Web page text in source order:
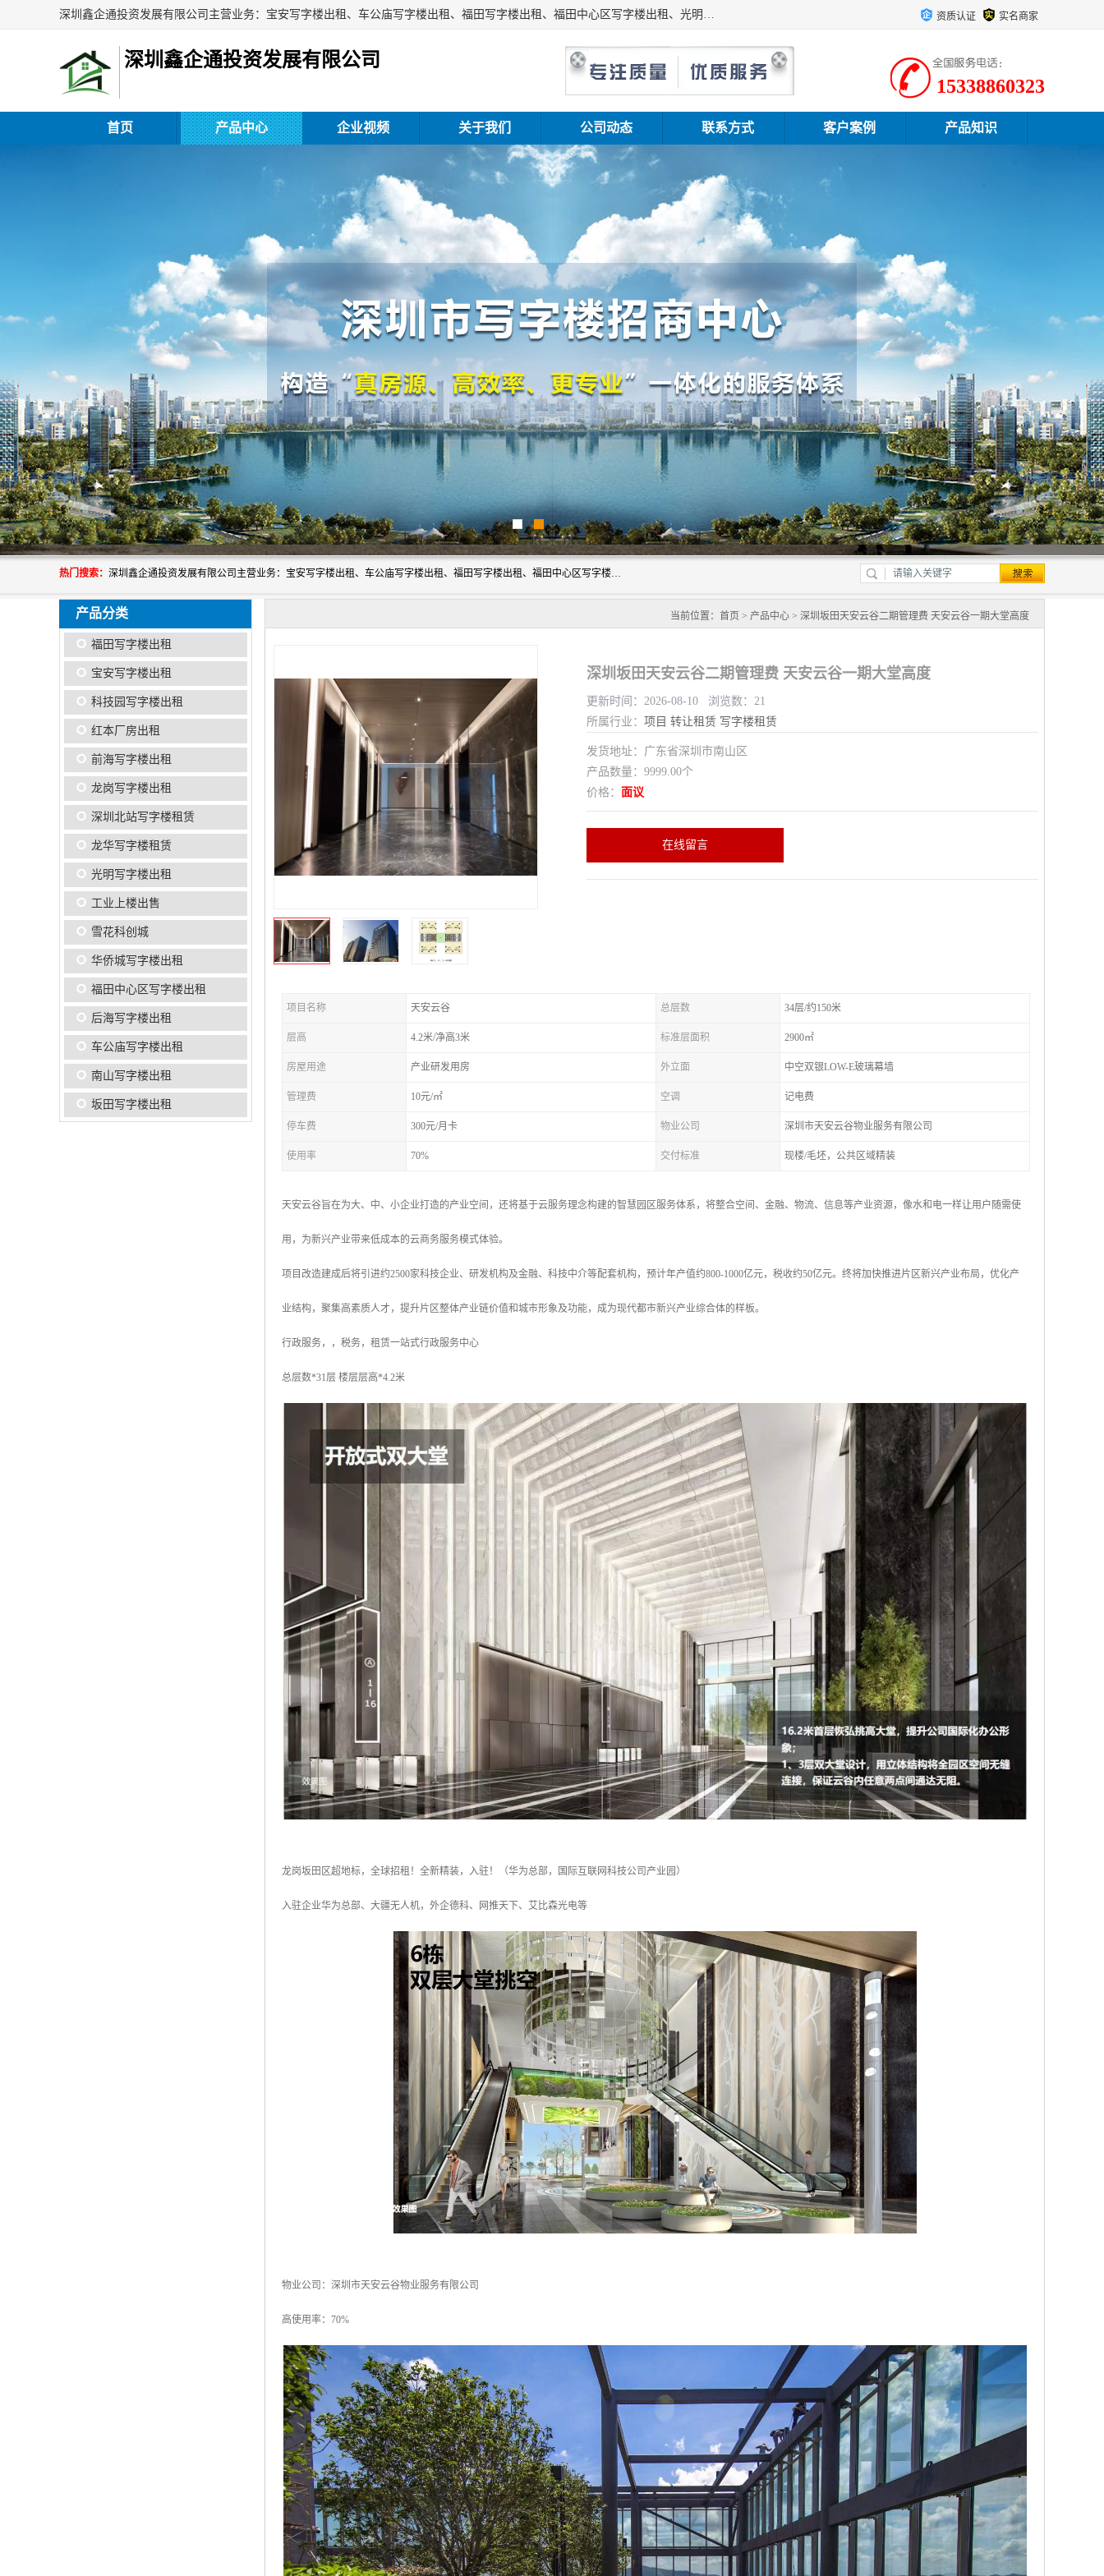
深圳鑫企通投资发展有限公司主营业务：宝安写字楼出租、车公庙写字楼出租、福田写字楼出租、福田中心区写字楼出租、光明写字楼出租、后海写字楼出租、科技园写字楼出租、南山写字楼出租等。公司专注为写字楼提供整体解决方案的化服务，依托于长期的写字楼线下运营经验和积累，以及丰富的互联网从业经验，拥有完善的服务架构体系、丰富的行业经验、与充分的销售资源。 资质认证 实名商家
深圳鑫企通投资发展有限公司
15338860323
首页 产品中心 企业视频 关于我们 公司动态 联系方式 客户案例 产品知识
热门搜索： 深圳鑫企通投资发展有限公司主营业务：宝安写字楼出租、车公庙写字楼出租、福田写字楼出租、福田中心区写字楼出租、光明写字楼出租、后海写字楼出租、科技园写字楼出租、南山写字楼出租等。公司专注为写字楼提供整体解决方案的化服务，依托于长期的写字楼线下运营经验和积累，以及丰富的互联网从业经验，拥有完善的服务架构体系、丰富的行业经验、与充分的销售资源。
产品分类
福田写字楼出租
宝安写字楼出租
科技园写字楼出租
红本厂房出租
前海写字楼出租
龙岗写字楼出租
深圳北站写字楼租赁
龙华写字楼租赁
光明写字楼出租
工业上楼出售
雪花科创城
华侨城写字楼出租
福田中心区写字楼出租
后海写字楼出租
车公庙写字楼出租
南山写字楼出租
坂田写字楼出租
当前位置： 首页 > 产品中心 > 深圳坂田天安云谷二期管理费 天安云谷一期大堂高度
深圳坂田天安云谷二期管理费 天安云谷一期大堂高度
更新时间：2026-08-10 浏览数：21
所属行业： 项目 转让租赁 写字楼租赁
发货地址：广东省深圳市南山区
产品数量：9999.00个
价格： 面议
在线留言
项目名称 天安云谷 总层数 34层/约150米
层高 4.2米/净高3米 标准层面积 2900㎡
房屋用途 产业研发用房 外立面 中空双银LOW-E玻璃幕墙
管理费 10元/㎡ 空调 记电费
停车费 300元/月卡 物业公司 深圳市天安云谷物业服务有限公司
使用率 70% 交付标准 现楼/毛坯，公共区域精装
天安云谷旨在为大、中、小企业打造的产业空间，还将基于云服务理念构建的智慧园区服务体系，将整合空间、金融、物流、信息等产业资源，像水和电一样让用户随需使
用，为新兴产业带来低成本的云商务服务模式体验。
项目改造建成后将引进约2500家科技企业、研发机构及金融、科技中介等配套机构，预计年产值约800-1000亿元，税收约50亿元。终将加快推进片区新兴产业布局，优化产
业结构，聚集高素质人才，提升片区整体产业链价值和城市形象及功能，成为现代都市新兴产业综合体的样板。
行政服务，，税务，租赁一站式行政服务中心
总层数*31层 楼层层高*4.2米
龙岗坂田区超地标，全球招租！全新精装，入驻！（华为总部，国际互联网科技公司产业园）
入驻企业华为总部、大疆无人机，外企德科、网推天下、艾比森光电等
物业公司：深圳市天安云谷物业服务有限公司
高使用率：70%